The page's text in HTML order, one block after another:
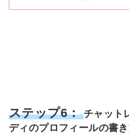
ステップ6： チャット
ディのプロフィールの書